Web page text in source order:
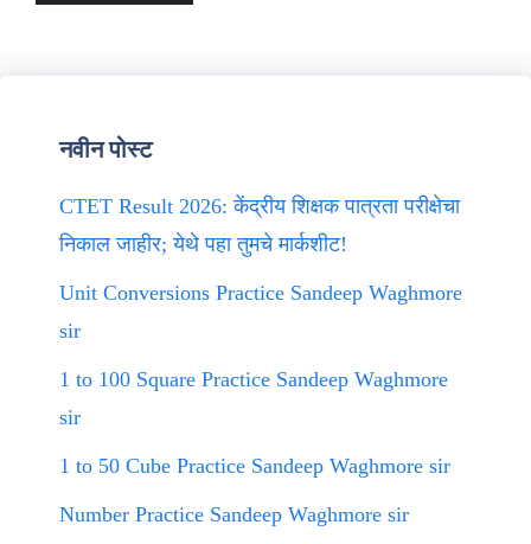
नवीन पोस्ट
CTET Result 2026: केंद्रीय शिक्षक पात्रता परीक्षेचा
निकाल जाहीर; येथे पहा तुमचे मार्कशीट!
Unit Conversions Practice Sandeep Waghmore
sir
1 to 100 Square Practice Sandeep Waghmore
sir
1 to 50 Cube Practice Sandeep Waghmore sir
Number Practice Sandeep Waghmore sir